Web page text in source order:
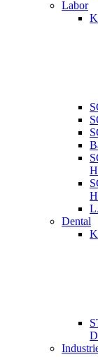
Labor
Dental